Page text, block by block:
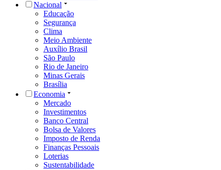
Nacional
Educação
Segurança
Clima
Meio Ambiente
Auxílio Brasil
São Paulo
Rio de Janeiro
Minas Gerais
Brasília
Economia
Mercado
Investimentos
Banco Central
Bolsa de Valores
Imposto de Renda
Finanças Pessoais
Loterias
Sustentabilidade